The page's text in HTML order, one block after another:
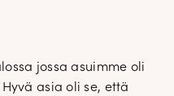
jossa asuimme oli
asia oli se, että